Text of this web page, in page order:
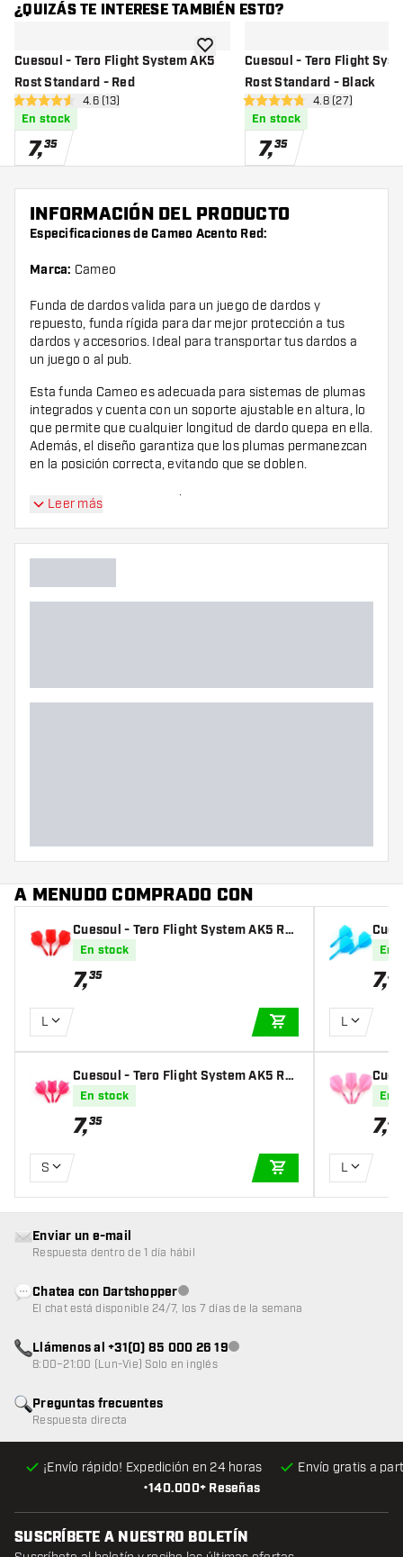
¿QUIZÁS TE INTERESE TAMBIÉN ESTO?
Cuesoul - Tero Flight System AK5
Rost Standard - Red
abrir panel de reseñas
4.6 estrellas de puntuación
4.6 (13)
En stock
7,35
añadir a la lista de deseos
Cuesoul - Tero Flight
Rost Standard - Black
abrir panel de
4.8 estrellas de puntuación
4.8 (27)
En stock
7,35
INFORMACIÓN DEL PRODUCTO
Especificaciones de Cameo Acento Red:
Marca: Cameo
Funda de dardos valida para un juego de dardos y
repuesto, funda rígida para dar mejor protección a tus
dardos y accesorios. Ideal para transportar tus dardos a
un juego o al pub.
Esta funda Cameo es adecuada para sistemas de plumas
integrados y cuenta con un soporte ajustable en altura, lo
que permite que cualquier longitud de dardo quepa en ella.
Además, el diseño garantiza que los plumas permanezcan
en la posición correcta, evitando que se doblen.
¡Nota!Cameo Acento Red se entrega sin accesorios.
Leer más
A MENUDO COMPRADO CON
Cuesoul - Tero Flight System AK5 Ro
st Standard - Red
En stock
7,35
L
AÑADIR A LA
Cuesoul - Tero Flight System AK5 Ro
st Big Wing - Pink
En stock
7,35
S
AÑADIR A LA
stEn
7,35
L
st
En
7,35
L
•140.000+ Reseñas
¡Envío rápido! Expedición en 24 horas Envío gratis a
Preguntas frecuentes
Respuesta directa
Enviar un e-mail
Respuesta dentro de 1 día hábil
Chatea con DartshopperAtención al cliente no disponible
El chat está disponible 24/7, los 7 días de la semana
Llámenos al +31(0) 85 000 26 19Atención al cliente no disponible
8:00–21:00 (Lun-Vie) Solo en inglés
SUSCRÍBETE A NUESTRO BOLETÍN